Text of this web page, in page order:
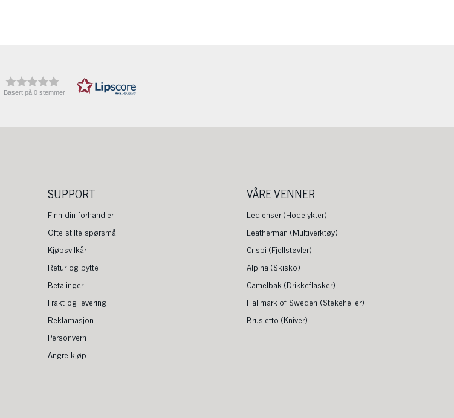
Basert på 0 stemmer
SUPPORT
Finn din forhandler
Ofte stilte spørsmål
Kjøpsvilkår
Retur og bytte
Betalinger
Frakt og levering
Reklamasjon
Personvern
Angre kjøp
VÅRE VENNER
Ledlenser (Hodelykter)
Leatherman (Multiverktøy)
Crispi (Fjellstøvler)
Alpina (Skisko)
Camelbak (Drikkeflasker)
Hällmark of Sweden (Stekeheller)
Brusletto (Kniver)